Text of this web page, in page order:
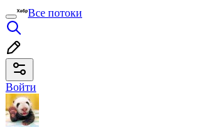
Все потоки
Войти